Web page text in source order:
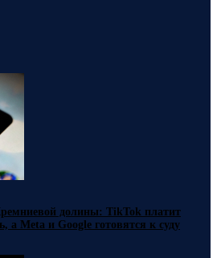
долины: TikTok платит
а Meta и Google готовятся к суду